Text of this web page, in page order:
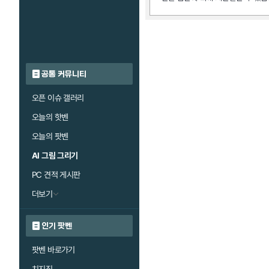
공통 커뮤니티
오픈 이슈 갤러리
오늘의 핫벤
오늘의 팟벤
AI 그림 그리기
PC 견적 게시판
더보기
인기 팟벤
팟벤 바로가기